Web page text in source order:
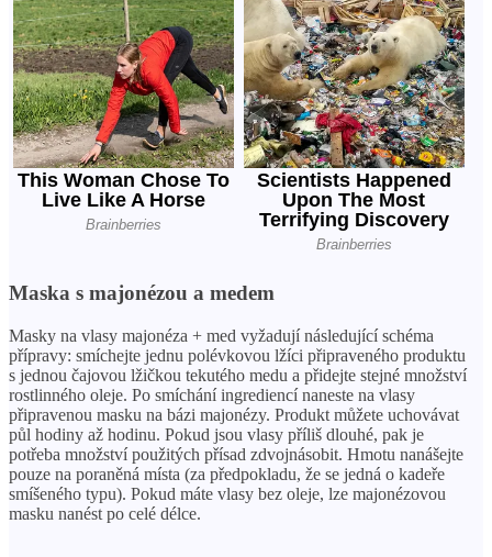
Maska s majonézou a medem
Masky na vlasy majonéza + med vyžadují následující schéma
přípravy: smíchejte jednu polévkovou lžíci připraveného produktu
s jednou čajovou lžičkou tekutého medu a přidejte stejné množství
rostlinného oleje. Po smíchání ingrediencí naneste na vlasy
připravenou masku na bázi majonézy. Produkt můžete uchovávat
půl hodiny až hodinu. Pokud jsou vlasy příliš dlouhé, pak je
potřeba množství použitých přísad zdvojnásobit. Hmotu nanášejte
pouze na poraněná místa (za předpokladu, že se jedná o kadeře
smíšeného typu). Pokud máte vlasy bez oleje, lze majonézovou
masku nanést po celé délce.